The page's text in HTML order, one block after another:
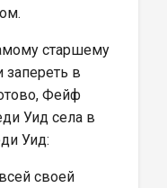
старшему
запереть в
Фейф
Уид села в
Уид:
своей